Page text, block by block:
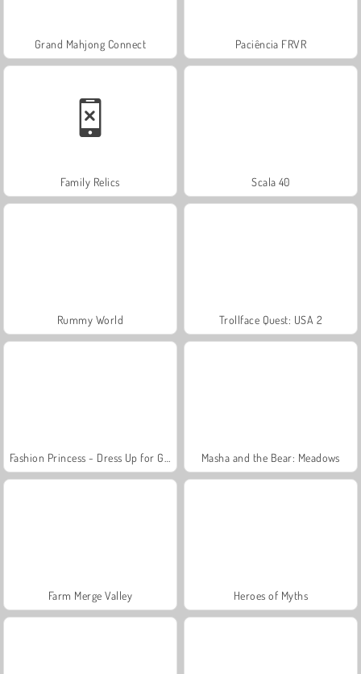
Grand Mahjong Connect Paciência FRVR
Family Relics Scala 40
Rummy World Trollface Quest: USA 2
Masha and the Bear: Meadows
Farm Merge Valley Heroes of Myths